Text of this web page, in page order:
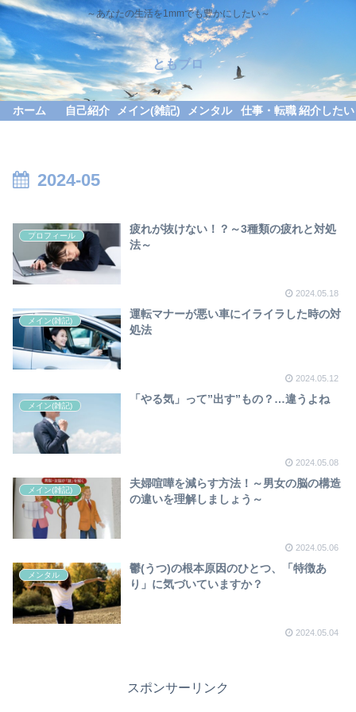
～あなたの生活を1mmでも豊かにしたい～
ともブロ
ホーム 自己紹介 メイン(雑記) メンタル 仕事・転職 紹介したい
2024-05
プロフィール
疲れが抜けない！？～3種類の疲れと対処
法～
2024.05.18
メイン(雑記)
運転マナーが悪い車にイライラした時の対
処法
2024.05.12
メイン(雑記)
「やる気」って”出す”もの？…違うよね
2024.05.08
メイン(雑記)
夫婦喧嘩を減らす方法！～男女の脳の構造
の違いを理解しましょう～
2024.05.06
メンタル
鬱(うつ)の根本原因のひとつ、「特徴あ
り」に気づいていますか？
2024.05.04
スポンサーリンク